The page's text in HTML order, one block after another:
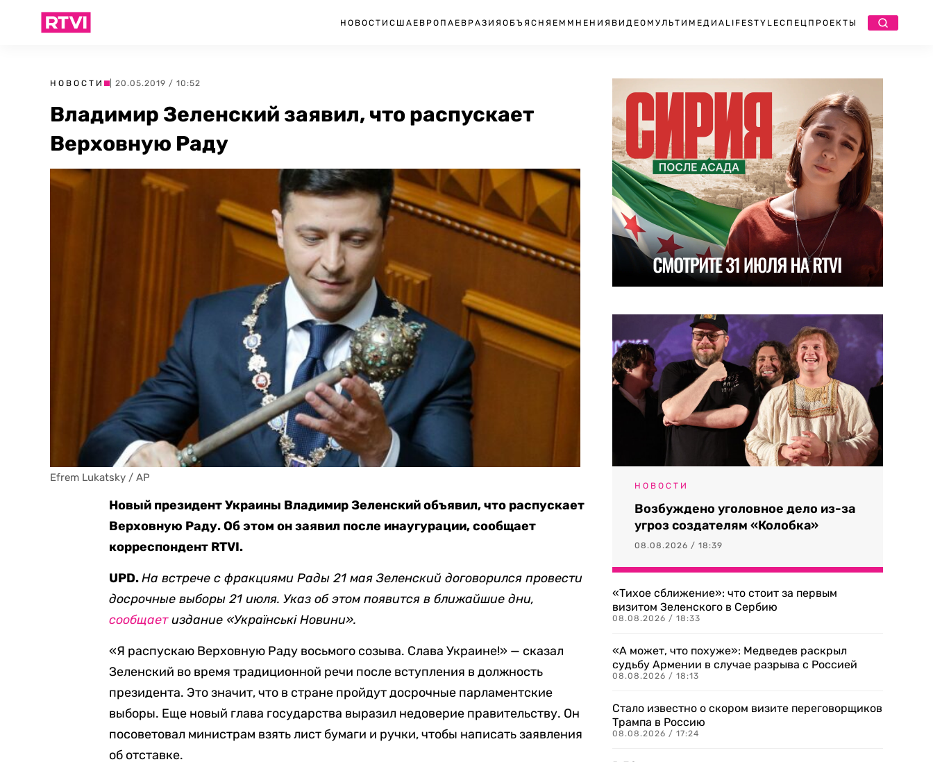
НОВОСТИ США ЕВРОПА ЕВРАЗИЯ ОБЪЯСНЯЕМ МНЕНИЯ ВИДЕО МУЛЬТИМЕДИА LIFESTYLEСПЕЦПРОЕКТЫ
НОВОСТИ | 20.05.2019 / 10:52
Владимир Зеленский заявил, что распускает
Верховную Раду
Efrem Lukatsky / AP
Новый президент Украины Владимир Зеленский объявил, что распускает
Верховную Раду. Об этом он заявил после инаугурации, сообщает
корреспондент RTVI.
UPD. На встрече с фракциями Рады 21 мая Зеленский договорился провести
досрочные выборы 21 июля. Указ об этом появится в ближайшие дни,
сообщаетиздание «Українськi Новини».
«Я распускаю Верховную Раду восьмого созыва. Слава Украине!» — сказал
Зеленский во время традиционной речи после вступления в должность
президента. Это значит, что в стране пройдут досрочные парламентские
выборы. Еще новый глава государства выразил недоверие правительству. Он
посоветовал министрам взять лист бумаги и ручки, чтобы написать заявления
об отставке.
НОВОСТИ
Возбуждено уголовное дело из-за
угроз создателям «Колобка»
08.08.2026 / 18:39
«Тихое сближение»: что стоит за первым
визитом Зеленского в Сербию
08.08.2026 / 18:33
«А может, что похуже»: Медведев раскрыл
судьбу Армении в случае разрыва с Россией
08.08.2026 / 18:13
Стало известно о скором визите переговорщиков
Трампа в Россию
08.08.2026 / 17:24